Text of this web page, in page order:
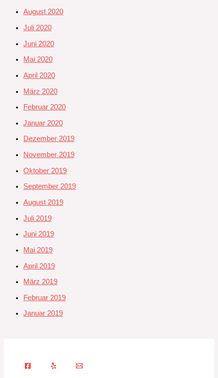
August 2020
Juli 2020
Juni 2020
Mai 2020
April 2020
März 2020
Februar 2020
Januar 2020
Dezember 2019
November 2019
Oktober 2019
September 2019
August 2019
Juli 2019
Juni 2019
Mai 2019
April 2019
März 2019
Februar 2019
Januar 2019